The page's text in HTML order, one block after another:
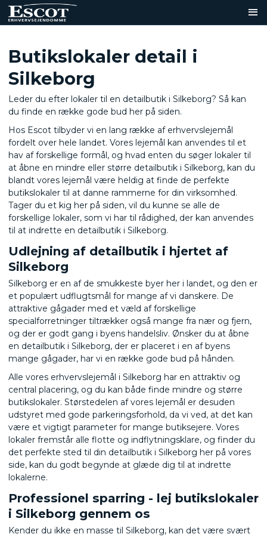
Butikslokaler detail i
Silkeborg
Leder du efter lokaler til en detailbutik i Silkeborg? Så kan
du finde en række gode bud her på siden.
Hos Escot tilbyder vi en lang række af erhvervslejemål
fordelt over hele landet. Vores lejemål kan anvendes til et
hav af forskellige formål, og hvad enten du søger lokaler til
at åbne en mindre eller større detailbutik i Silkeborg, kan du
blandt vores lejemål være heldig at finde de perfekte
butikslokaler til at danne rammerne for din virksomhed.
Tager du et kig her på siden, vil du kunne se alle de
forskellige lokaler, som vi har til rådighed, der kan anvendes
til at indrette en detailbutik i Silkeborg.
Udlejning af detailbutik i hjertet af
Silkeborg
Silkeborg er en af de smukkeste byer her i landet, og den er
et populært udflugtsmål for mange af vi danskere. De
attraktive gågader med et væld af forskellige
specialforretninger tiltrækker også mange fra nær og fjern,
og der er godt gang i byens handelsliv. Ønsker du at åbne
en detailbutik i Silkeborg, der er placeret i en af byens
mange gågader, har vi en række gode bud på hånden.
Alle vores erhvervslejemål i Silkeborg har en attraktiv og
central placering, og du kan både finde mindre og større
butikslokaler. Størstedelen af vores lejemål er desuden
udstyret med gode parkeringsforhold, da vi ved, at det kan
være et vigtigt parameter for mange butiksejere. Vores
lokaler fremstår alle flotte og indflytningsklare, og finder du
det perfekte sted til din detailbutik i Silkeborg her på vores
side, kan du godt begynde at glæde dig til at indrette
lokalerne.
Professionel sparring - lej butikslokaler
i Silkeborg gennem os
Kender du ikke en masse til Silkeborg, kan det være svært